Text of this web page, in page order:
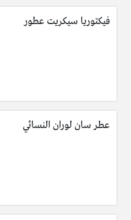
فيكتوريا سيكريت عطور
عطر سان لوران النسائي